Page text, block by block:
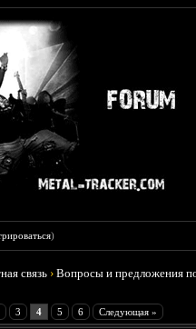
)
связь ›Вопросы и предложения
3 4 5 6 Следующая »